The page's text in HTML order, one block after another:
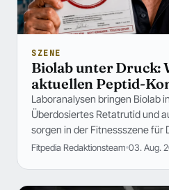
SZENE
Biolab unter Druck:
aktuellen Peptid-
Laboranalysen bringen Biolab
Überdosiertes Retatrutid und
sorgen in der Fitnessszene für
Fitpedia Redaktionsteam 03. Aug.